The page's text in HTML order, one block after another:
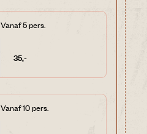
Vanaf 5 pers.
35,-
Vanaf 10 pers.